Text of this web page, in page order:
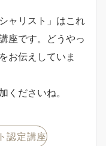
ャリスト」はこれ
座です。どうやっ
お伝えしていま
くださいね。
認定講座